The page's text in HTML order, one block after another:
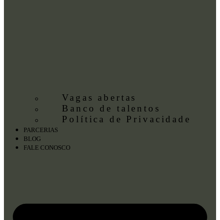
Vagas abertas
Banco de talentos
Política de Privacidade
PARCERIAS
BLOG
FALE CONOSCO